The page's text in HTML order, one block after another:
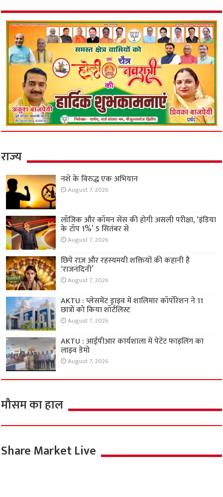
राज्य
नशे के विरुद्ध एक अभियान
August 7, 2026
लॉजिक और कॉमन सेंस की होगी असली परीक्षा, ‘इंडिया
के टॉप 1%’ 5 सितंबर से
August 7, 2026
छिपे राज़ और रहस्यमयी शक्तियों की कहानी है
‘राजनंदिनी’
August 7, 2026
AKTU : प्लेसमेंट ड्राइव में शालिमार कॉर्पोरेशन ने 11
छात्रों को किया शॉर्टलिस्ट
August 7, 2026
AKTU : आईपीआर कार्यशाला में पेटेंट फाइलिंग का
लाइव डेमो
August 7, 2026
मौसम का हाल
Share Market Live